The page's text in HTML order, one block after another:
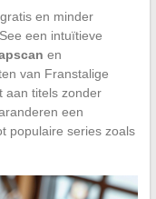
en minder
een intuïtieve
en
van Franstalige
aan titels zonder
een
populaire series zoals